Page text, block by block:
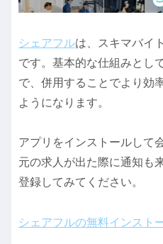
シェアフルは、スキマバイ
です。基本的な仕組みとし
で、併用することでより効
ようになります。
アプリをインストールして
元の求人が出た際に通知も
登録してみてください。
シェアフルの無料インスト